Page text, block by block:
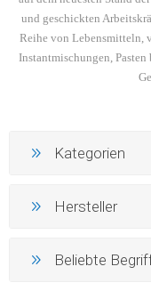
und geschickten
Reihe von Lebensmitteln,
Instantmischungen,
Kategorien
Hersteller
Beliebte